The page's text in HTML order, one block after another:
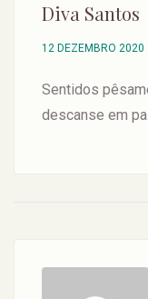
Diva Santos
12 DEZEMBRO 2020
Sentidos
descanse em